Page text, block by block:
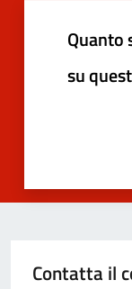
Quanto
su
Contatta il